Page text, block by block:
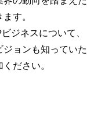
す。
ジネスについて、
ョンも知っていた
ださい。